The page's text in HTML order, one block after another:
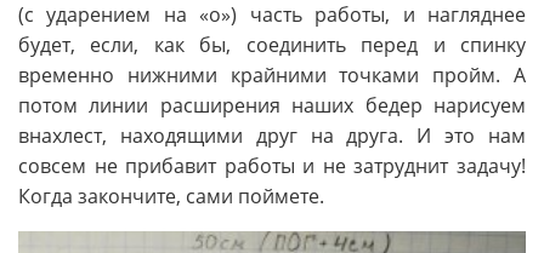
(с ударением на «о») часть работы, и нагляднее
будет, если, как бы, соединить перед и спинку
временно нижними крайними точками пройм. А
потом линии расширения наших бедер нарисуем
внахлест, находящими друг на друга. И это нам
совсем не прибавит работы и не затруднит задачу!
Когда закончите, сами поймете.